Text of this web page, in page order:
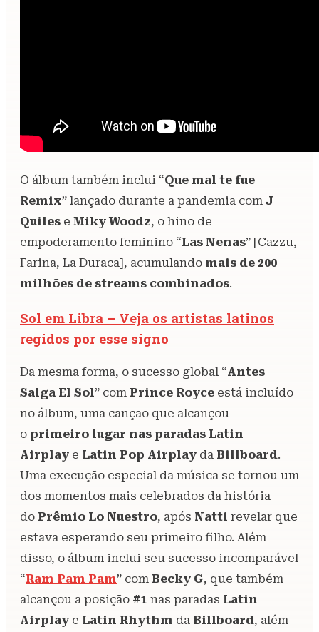
O álbum também inclui “Que mal te fue
Remix” lançado durante a pandemia com J
Quiles e Miky Woodz, o hino de
empoderamento feminino “Las Nenas” [Cazzu,
Farina, La Duraca], acumulando mais de 200
milhões de streams combinados.
Sol em Libra – Veja os artistas latinos
regidos por esse signo
Da mesma forma, o sucesso global “Antes
Salga El Sol” com Prince Royce está incluído
no álbum, uma canção que alcançou
o primeiro lugar nas paradas Latin
Airplay e Latin Pop Airplay da Billboard.
Uma execução especial da música se tornou um
dos momentos mais celebrados da história
do Prêmio Lo Nuestro, após Natti revelar que
estava esperando seu primeiro filho. Além
disso, o álbum inclui seu sucesso incomparável
“Ram Pam Pam” com Becky G, que também
alcançou a posição #1 nas paradas Latin
Airplay e Latin Rhythm da Billboard, além